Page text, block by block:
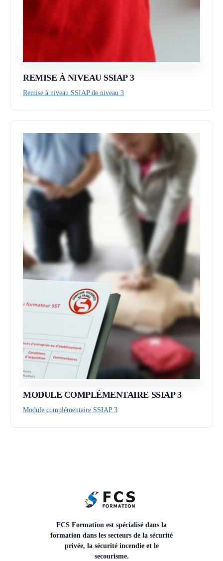
REMISE À NIVEAU SSIAP 3
Remise à niveau SSIAP de niveau 3
MODULE COMPLÉMENTAIRE SSIAP 3
Module complémentaire SSIAP 3
FCS Formation est spécialisé dans la
formation dans les secteurs de la sécurité
privée, la sécurité incendie et le
secourisme.